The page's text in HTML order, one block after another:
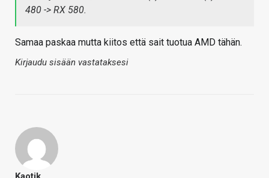
480 -> RX 580.
Samaa paskaa mutta kiitos että sait tuotua AMD tähän.
Kirjaudu sisään vastataksesi